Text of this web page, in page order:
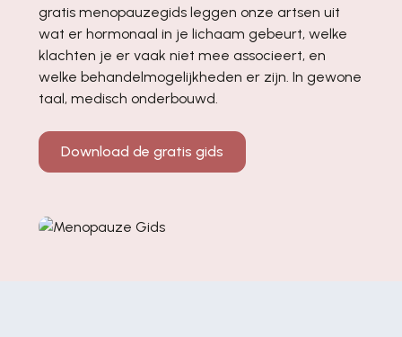
gratis menopauzegids leggen onze artsen uit
wat er hormonaal in je lichaam gebeurt, welke
klachten je er vaak niet mee associeert, en
welke behandelmogelijkheden er zijn. In gewone
taal, medisch onderbouwd.
Download de gratis gids